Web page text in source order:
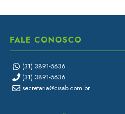
FALE CONOSCO
(31) 3891-5636
(31) 3891-5636
secretaria@cisab.com.br